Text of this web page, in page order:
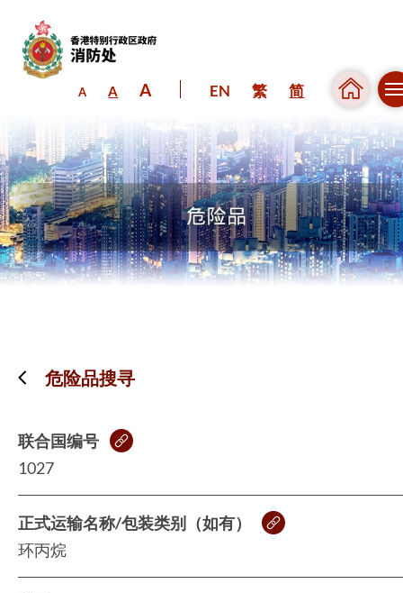
A A A EN 繁 简
危险品搜寻
联合国编号
1027
正式运输名称/包装类别（如有）
环丙烷